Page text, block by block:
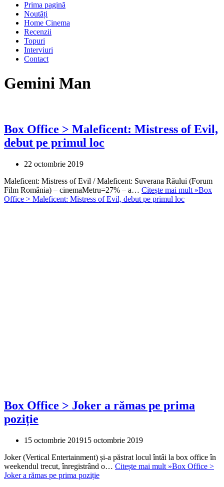
Prima pagină
Noutăți
Home Cinema
Recenzii
Topuri
Interviuri
Contact
Gemini Man
Box Office > Maleficent: Mistress of Evil,
debut pe primul loc
22 octombrie 2019
Maleficent: Mistress of Evil / Maleficent: Suverana Răului (Forum
Film România) – cinemaMetru=27% – a… Citește mai mult »Box
Office > Maleficent: Mistress of Evil, debut pe primul loc
Box Office > Joker a rămas pe prima
poziție
15 octombrie 201915 octombrie 2019
Joker (Vertical Entertainment) și-a păstrat locul întâi la box office în
weekendul trecut, înregistrând o… Citește mai mult »Box Office >
Joker a rămas pe prima poziție